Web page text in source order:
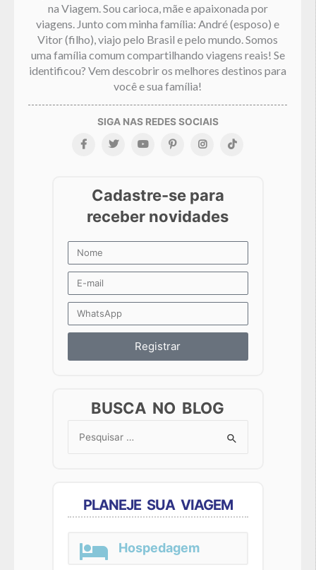
na Viagem. Sou carioca, mãe e apaixonada por
viagens. Junto com minha família: André (esposo) e
Vitor (filho), viajo pelo Brasil e pelo mundo. Somos
uma família comum compartilhando viagens reais! Se
identificou? Vem descobrir os melhores destinos para
você e sua família!
Registrar
BUSCA NO BLOG
Search
PLANEJE SUA VIAGEM
Hospedagem